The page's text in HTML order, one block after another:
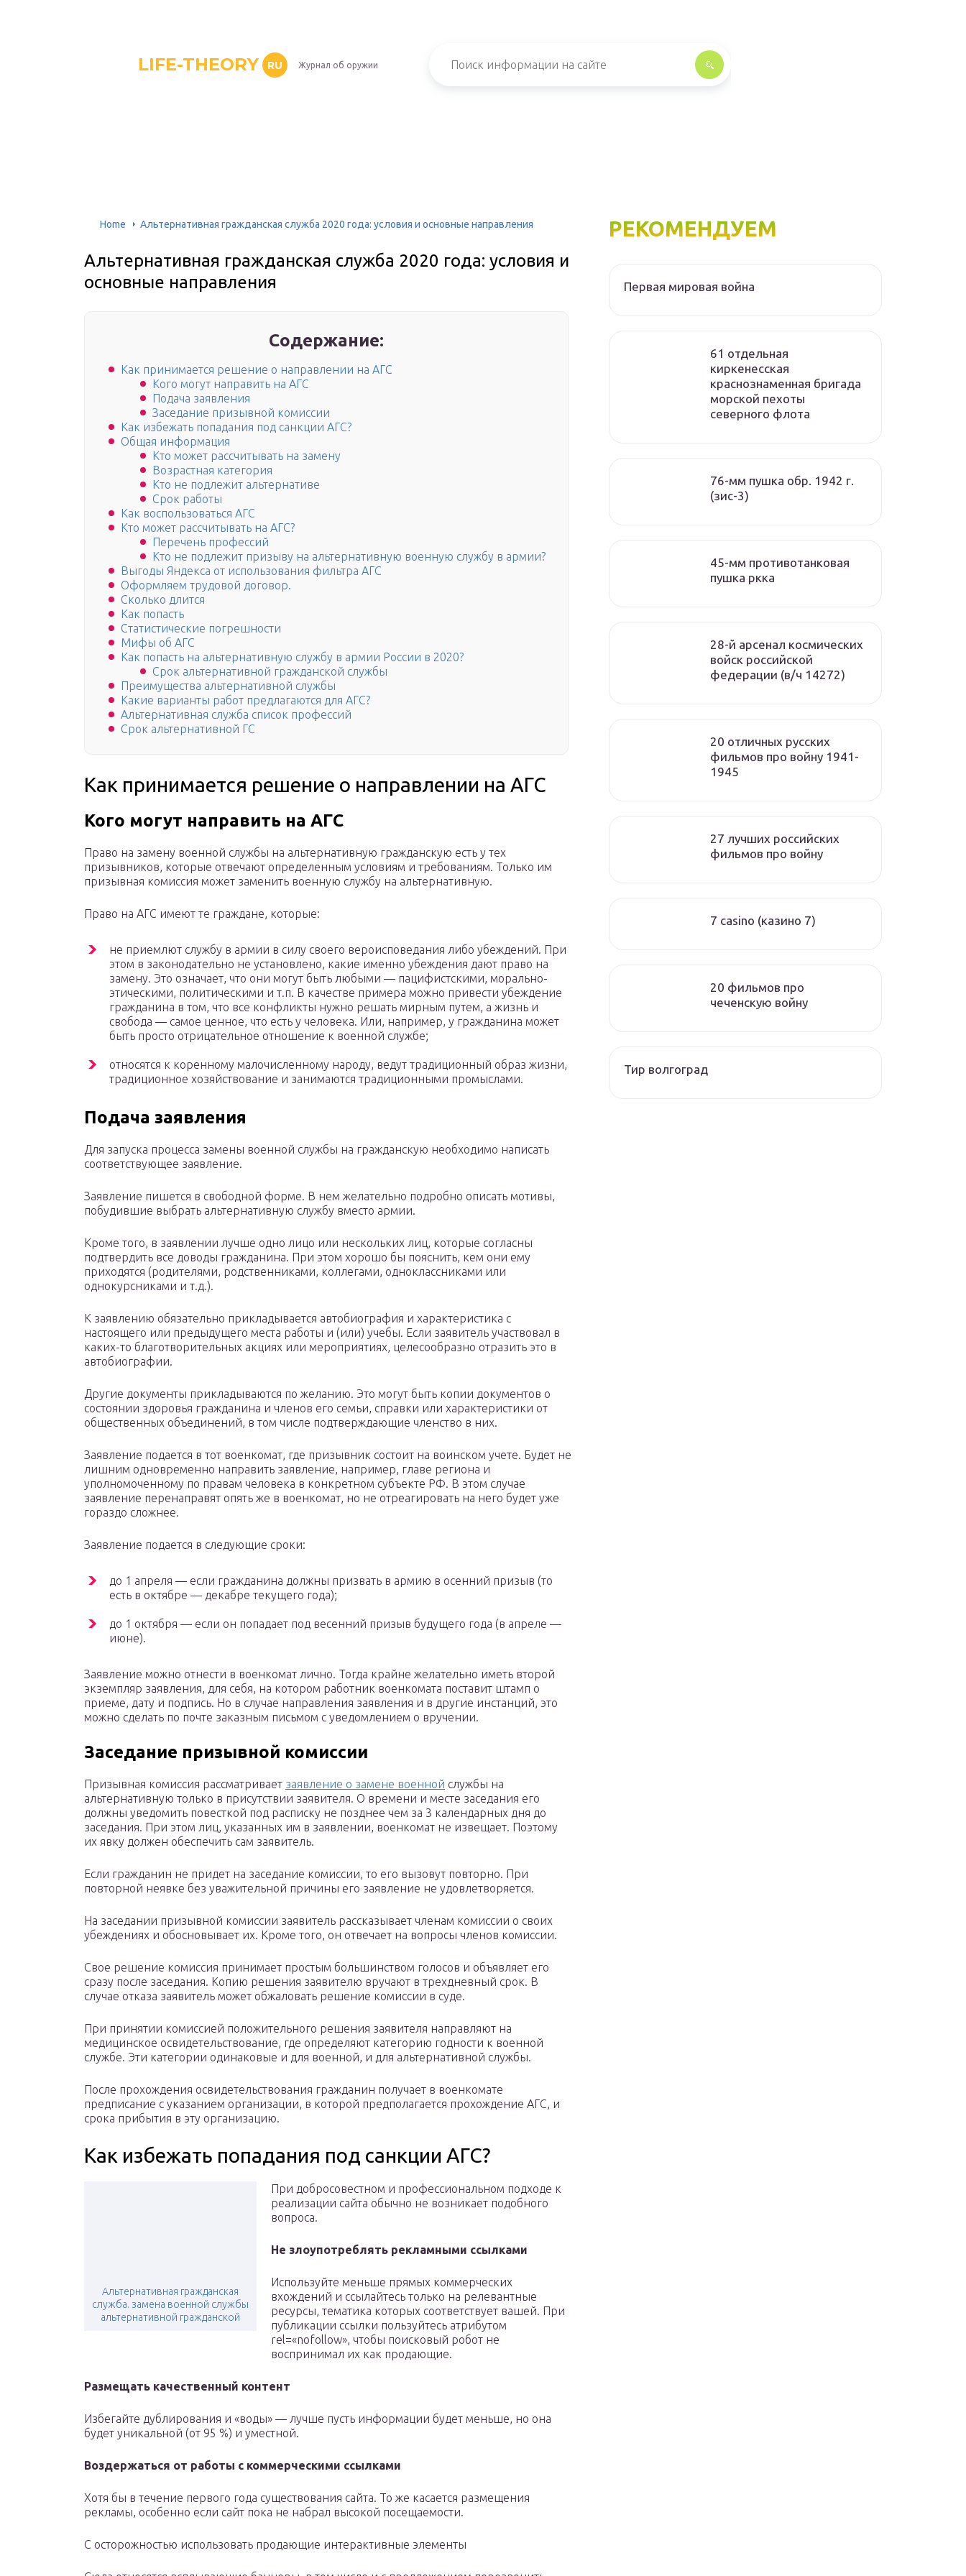
LIFE-THEORY RU Журнал об оружии
Home Альтернативная гражданская служба 2020 года: условия и основные направления
Альтернативная гражданская служба 2020 года: условия и
основные направления
Содержание:
Как принимается решение о направлении на АГС
Кого могут направить на АГС
Подача заявления
Заседание призывной комиссии
Как избежать попадания под санкции АГС?
Общая информация
Кто может рассчитывать на замену
Возрастная категория
Кто не подлежит альтернативе
Срок работы
Как воспользоваться АГС
Кто может рассчитывать на АГС?
Перечень профессий
Кто не подлежит призыву на альтернативную военную службу в армии?
Выгоды Яндекса от использования фильтра АГС
Оформляем трудовой договор.
Сколько длится
Как попасть
Статистические погрешности
Мифы об АГС
Как попасть на альтернативную службу в армии России в 2020?
Срок альтернативной гражданской службы
Преимущества альтернативной службы
Какие варианты работ предлагаются для АГС?
Альтернативная служба список профессий
Срок альтернативной ГС
Как принимается решение о направлении на АГС
Кого могут направить на АГС
Право на замену военной службы на альтернативную гражданскую есть у тех
призывников, которые отвечают определенным условиям и требованиям. Только им
призывная комиссия может заменить военную службу на альтернативную.
Право на АГС имеют те граждане, которые:
не приемлют службу в армии в силу своего вероисповедания либо убеждений. При
этом в законодательно не установлено, какие именно убеждения дают право на
замену. Это означает, что они могут быть любыми — пацифистскими, морально-
этическими, политическими и т.п. В качестве примера можно привести убеждение
гражданина в том, что все конфликты нужно решать мирным путем, а жизнь и
свобода — самое ценное, что есть у человека. Или, например, у гражданина может
быть просто отрицательное отношение к военной службе;
относятся к коренному малочисленному народу, ведут традиционный образ жизни,
традиционное хозяйствование и занимаются традиционными промыслами.
Подача заявления
Для запуска процесса замены военной службы на гражданскую необходимо написать
соответствующее заявление.
Заявление пишется в свободной форме. В нем желательно подробно описать мотивы,
побудившие выбрать альтернативную службу вместо армии.
Кроме того, в заявлении лучше одно лицо или нескольких лиц, которые согласны
подтвердить все доводы гражданина. При этом хорошо бы пояснить, кем они ему
приходятся (родителями, родственниками, коллегами, одноклассниками или
однокурсниками и т.д.).
К заявлению обязательно прикладывается автобиография и характеристика с
настоящего или предыдущего места работы и (или) учебы. Если заявитель участвовал в
каких-то благотворительных акциях или мероприятиях, целесообразно отразить это в
автобиографии.
Другие документы прикладываются по желанию. Это могут быть копии документов о
состоянии здоровья гражданина и членов его семьи, справки или характеристики от
общественных объединений, в том числе подтверждающие членство в них.
Заявление подается в тот военкомат, где призывник состоит на воинском учете. Будет не
лишним одновременно направить заявление, например, главе региона и
уполномоченному по правам человека в конкретном субъекте РФ. В этом случае
заявление перенаправят опять же в военкомат, но не отреагировать на него будет уже
гораздо сложнее.
Заявление подается в следующие сроки:
до 1 апреля — если гражданина должны призвать в армию в осенний призыв (то
есть в октябре — декабре текущего года);
до 1 октября — если он попадает под весенний призыв будущего года (в апреле —
июне).
Заявление можно отнести в военкомат лично. Тогда крайне желательно иметь второй
экземпляр заявления, для себя, на котором работник военкомата поставит штамп о
приеме, дату и подпись. Но в случае направления заявления и в другие инстанций, это
можно сделать по почте заказным письмом с уведомлением о вручении.
Заседание призывной комиссии
Призывная комиссия рассматривает заявление о замене военной службы на
альтернативную только в присутствии заявителя. О времени и месте заседания его
должны уведомить повесткой под расписку не позднее чем за 3 календарных дня до
заседания. При этом лиц, указанных им в заявлении, военкомат не извещает. Поэтому
их явку должен обеспечить сам заявитель.
Если гражданин не придет на заседание комиссии, то его вызовут повторно. При
повторной неявке без уважительной причины его заявление не удовлетворяется.
На заседании призывной комиссии заявитель рассказывает членам комиссии о своих
убеждениях и обосновывает их. Кроме того, он отвечает на вопросы членов комиссии.
Свое решение комиссия принимает простым большинством голосов и объявляет его
сразу после заседания. Копию решения заявителю вручают в трехдневный срок. В
случае отказа заявитель может обжаловать решение комиссии в суде.
При принятии комиссией положительного решения заявителя направляют на
медицинское освидетельствование, где определяют категорию годности к военной
службе. Эти категории одинаковые и для военной, и для альтернативной службы.
После прохождения освидетельствования гражданин получает в военкомате
предписание с указанием организации, в которой предполагается прохождение АГС, и
срока прибытия в эту организацию.
Как избежать попадания под санкции АГС?
Альтернативная гражданская
служба. замена военной службы
альтернативной гражданской
При добросовестном и профессиональном подходе к
реализации сайта обычно не возникает подобного
вопроса.
Не злоупотреблять рекламными ссылками
Используйте меньше прямых коммерческих
вхождений и ссылайтесь только на релевантные
ресурсы, тематика которых соответствует вашей. При
публикации ссылки пользуйтесь атрибутом
rel=«nofollow», чтобы поисковый робот не
воспринимал их как продающие.
Размещать качественный контент
Избегайте дублирования и «воды» — лучше пусть информации будет меньше, но она
будет уникальной (от 95 %) и уместной.
Воздержаться от работы с коммерческими ссылками
Хотя бы в течение первого года существования сайта. То же касается размещения
рекламы, особенно если сайт пока не набрал высокой посещаемости.
С осторожностью использовать продающие интерактивные элементы
РЕКОМЕНДУЕМ
Первая мировая война
61 отдельная
киркенесская
краснознаменная бригада
морской пехоты
cеверного флота
76-мм пушка обр. 1942 г.
(зис-3)
45-мм противотанковая
пушка ркка
28-й арсенал космических
войск российской
федерации (в/ч 14272)
20 отличных русских
фильмов про войну 1941-
1945
27 лучших российских
фильмов про войну
7 casino (казино 7)
20 фильмов про
чеченскую войну
Тир волгоград